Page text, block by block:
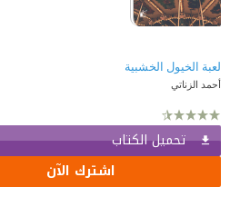
لعبة الخيول الخشبية
أحمد الزناتي
تحميل الكتاب
اشترك الآن